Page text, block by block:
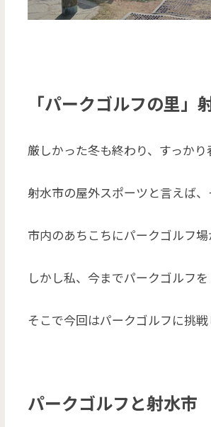
「パークゴルフの里」
厳しかった冬も終わり、すっか
射水市の屋外スポーツと言えば、
市内のあちこちにパークゴルフ
しかし私、今までパークゴルフ
そこで今回はパークゴルフに挑戦
パークゴルフと射水市